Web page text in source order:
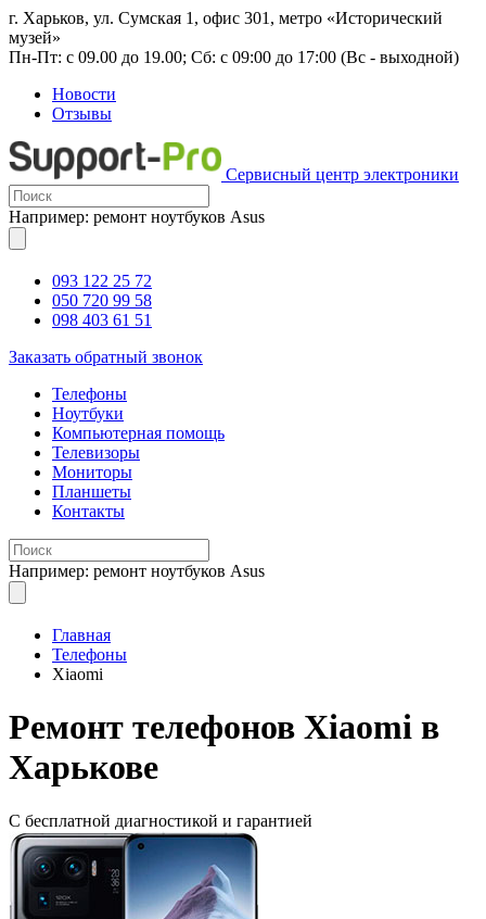
г. Харьков, ул. Сумская 1, офис 301, метро «Исторический
музей»
Пн-Пт: с 09.00 до 19.00; Сб: с 09:00 до 17:00 (Вс - выходной)
Новости
Отзывы
Сервисный центр электроники
Например: ремонт ноутбуков Asus
093 122 25 72
050 720 99 58
098 403 61 51
Заказать обратный звонок
Телефоны
Ноутбуки
Компьютерная помощь
Телевизоры
Мониторы
Планшеты
Контакты
Например: ремонт ноутбуков Asus
Главная
Телефоны
Xiaomi
Ремонт телефонов Xiaomi в
Харькове
С бесплатной диагностикой и гарантией